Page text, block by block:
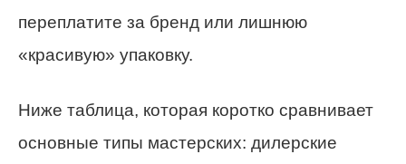
переплатите за бренд или лишнюю
«красивую» упаковку.
Ниже таблица, которая коротко сравнивает
основные типы мастерских: дилерские